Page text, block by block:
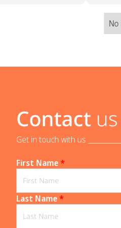
Contact us
Get in touch with us
First Name*
Last Name*